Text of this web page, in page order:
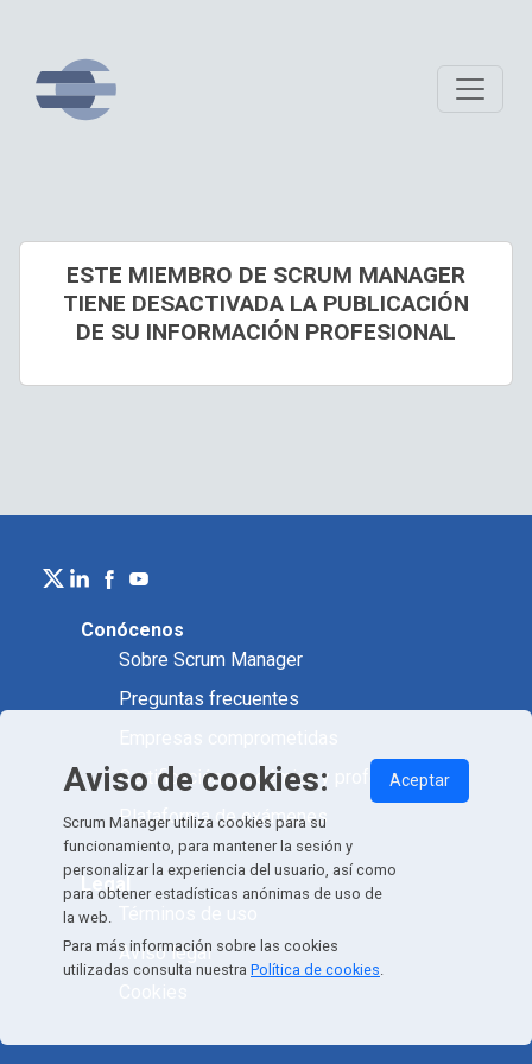
ESTE MIEMBRO DE SCRUM MANAGER
TIENE DESACTIVADA LA PUBLICACIÓN
DE SU INFORMACIÓN PROFESIONAL
Conócenos
Sobre Scrum Manager
Preguntas frecuentes
Certificación académica y profesional
Plataforma de exámenes
Legal
Aviso legal
Aviso de cookies:
Scrum Manager utiliza cookies para su
funcionamiento, para mantener la sesión y
personalizar la experiencia del usuario, así como
para obtener estadísticas anónimas de uso de
la web.
Para más información sobre las cookies
utilizadas consulta nuestra Política de cookies.
Aceptar